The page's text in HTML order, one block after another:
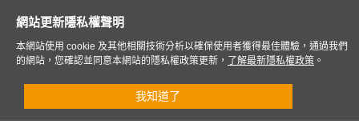
網站更新隱私權聲明
本網站使用 cookie 及其他相關技術分析以確保使用者獲得最佳體驗，通過我們
的網站，您確認並同意本網站的隱私權政策更新，
了解最新隱私權政策 。
我知道了